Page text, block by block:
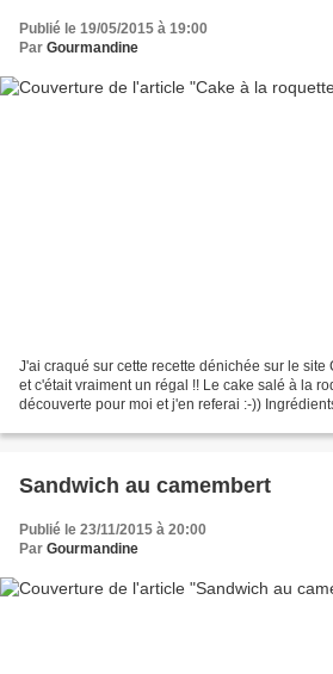
Publié le 19/05/2015 à 19:00
Par Gourmandine
J'ai craqué sur cette recette dénichée sur le
et c'était vraiment un régal !! Le cake salé à la
découverte pour moi et j'en referai :-))
Sandwich au camembert
Publié le 23/11/2015 à 20:00
Par Gourmandine